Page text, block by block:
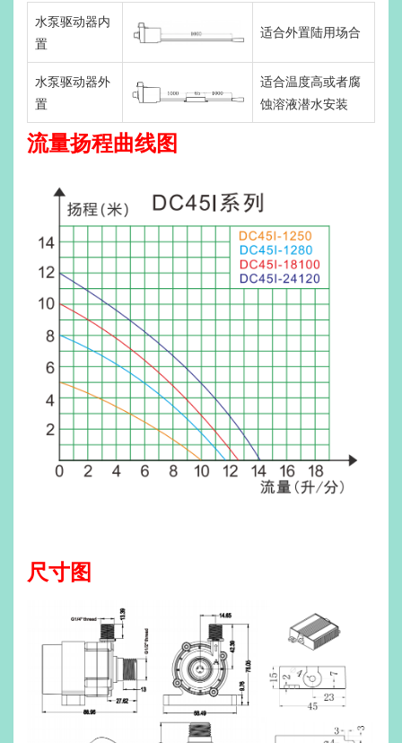
水泵驱动器内
置
适合外置陆用场合
水泵驱动器外
置
适合温度高或者腐
蚀溶液潜水安装
流量扬程曲线图
尺寸图